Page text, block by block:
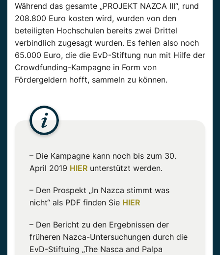
Während das gesamte „PROJEKT NAZCA III“, rund
208.800 Euro kosten wird, wurden von den
beteiligten Hochschulen bereits zwei Drittel
verbindlich zugesagt wurden. Es fehlen also noch
65.000 Euro, die die EvD-Stiftung nun mit Hilfe der
Crowdfunding-Kampagne in Form von
Fördergeldern hofft, sammeln zu können.
– Die Kampagne kann noch bis zum 30.
April 2019 HIER unterstützt werden.
– Den Prospekt „In Nazca stimmt was
nicht“ als PDF finden Sie HIER
– Den Bericht zu den Ergebnissen der
früheren Nazca-Untersuchungen durch die
EvD-Stiftuing „The Nasca and Palpa